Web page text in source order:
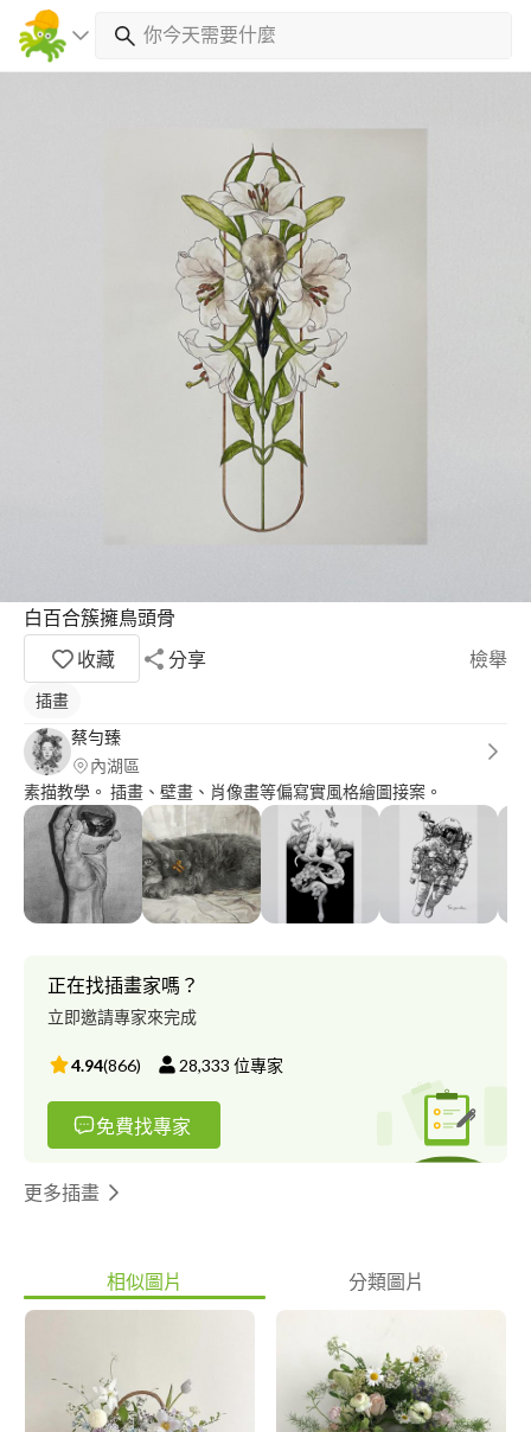
白百合簇擁鳥頭骨
收藏
分享 檢舉
插畫
蔡勻臻
內湖區
素描教學。 插畫、壁畫、肖像畫等偏寫實風格繪圖接案。
正在找插畫家嗎？
立即邀請專家來完成
4.94(866) 28,333 位專家
免費找專家
更多插畫
相似圖片 分類圖片